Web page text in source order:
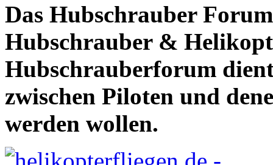
Das Hubschrauber
Hubschrauber &
Hubschrauberforum
zwischen Piloten und
werden wollen.